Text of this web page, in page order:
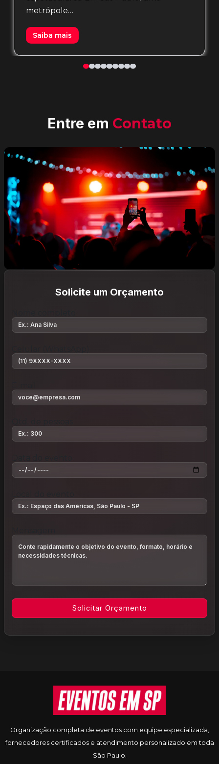
metrópole…
Saiba mais
Entre em Contato
Solicite um Orçamento
Informações do rodapé
Organização completa de eventos com equipe especializada,
fornecedores certificados e atendimento personalizado em toda
São Paulo.